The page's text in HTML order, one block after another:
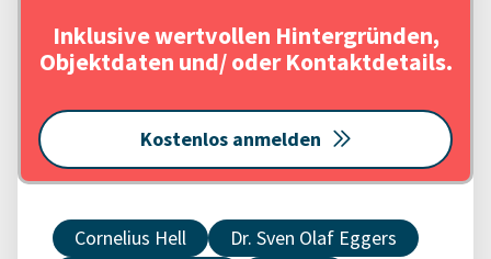
Inklusive wertvollen Hintergründen,
Objektdaten und/ oder Kontaktdetails.
Kostenlos anmelden
Cornelius Hell
Dr. Sven Olaf Eggers